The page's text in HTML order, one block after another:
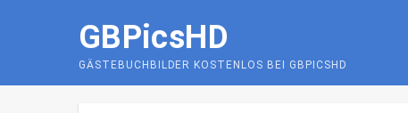
GBPicsHD
GÄSTEBUCHBILDER KOSTENLOS BEI GBPICSHD